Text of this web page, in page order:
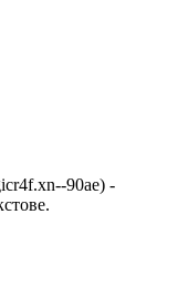
90ae) -